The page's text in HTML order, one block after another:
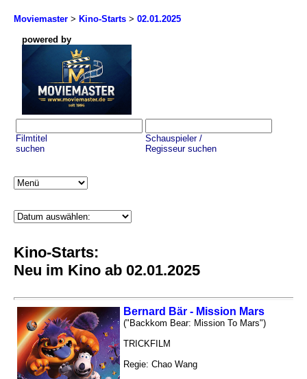
Moviemaster > Kino-Starts > 02.01.2025
powered by
Filmtitel
suchen
Schauspieler /
Regisseur suchen
Kino-Starts:
Neu im Kino ab 02.01.2025
Bernard Bär - Mission Mars
("Backkom Bear: Mission To Mars")
TRICKFILM
Regie: Chao Wang